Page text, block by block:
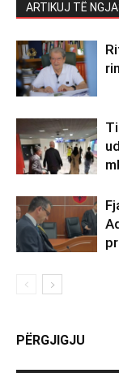
ARTIKUJ TË
PËRGJIGJU